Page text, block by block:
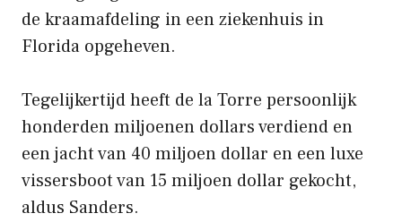
de kraamafdeling in een ziekenhuis in
Florida opgeheven.
Tegelijkertijd heeft de la Torre persoonlijk
honderden miljoenen dollars verdiend en
een jacht van 40 miljoen dollar en een luxe
vissersboot van 15 miljoen dollar gekocht,
aldus Sanders.